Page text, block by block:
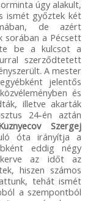
úgy alakult,
ismét győztek két
de azért
sorában a Pécsett
be a kulcsot a
szerződtetett
A mester
jelentős
és
illetve akarták
24-én aztán
Szergej
óta irányítja a
eddig négy
az időt az
hiszen számos
tehát ismét
a szempontból